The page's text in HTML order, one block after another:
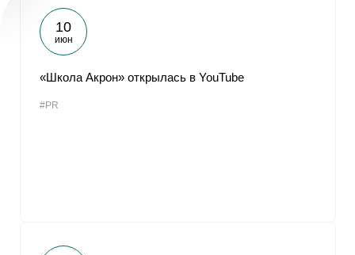
10
июн
«Школа Акрон» открылась в YouTube
#PR